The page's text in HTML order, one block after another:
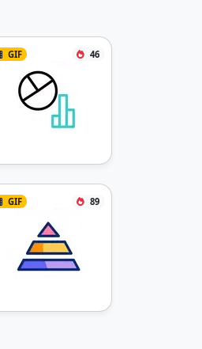
GIF 46
GIF 89